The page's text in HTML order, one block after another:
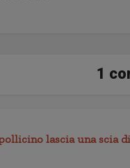
1
lascia una scia